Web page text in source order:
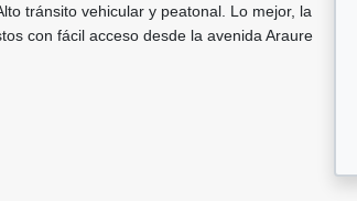
tránsito vehicular y peatonal. Lo mejor, la
con fácil acceso desde la avenida Araure